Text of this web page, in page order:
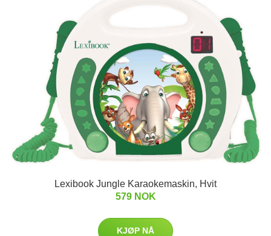
Lexibook Jungle Karaokemaskin, Hvit
579 NOK
KJØP NÅ